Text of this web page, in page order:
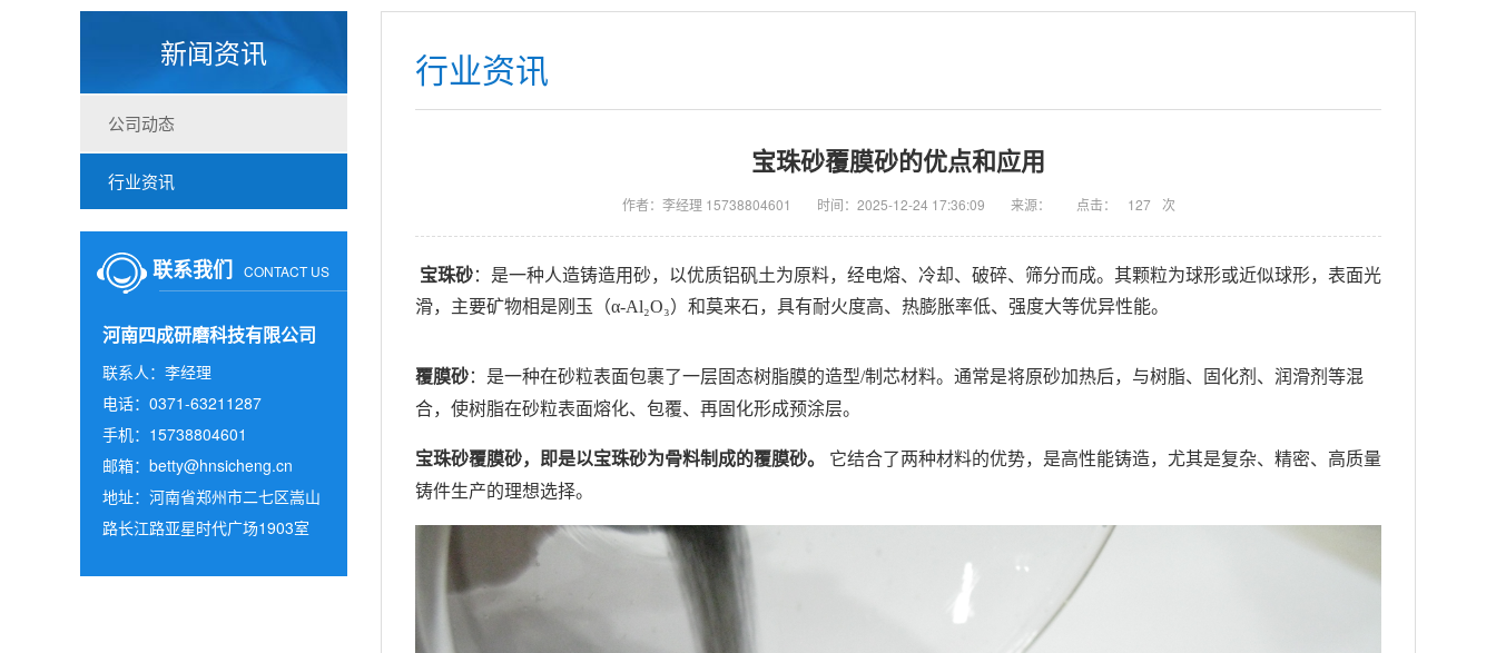
新闻资讯
公司动态
行业资讯
联系我们 CONTACT US
河南四成研磨科技有限公司
联系人：李经理
电话：0371-63211287
手机：15738804601
邮箱： betty@hnsicheng.cn
地址：河南省郑州市二七区嵩山
路长江路亚星时代广场1903室
行业资讯
宝珠砂覆膜砂的优点和应用
作者：李经理 15738804601 时间：2025-12-24 17:36:09 来源： 点击： 127 次
宝珠砂：是一种人造铸造用砂，以优质铝矾土为原料，经电熔、冷却、破碎、筛分而成。其颗粒为球形或近似球形，表面光
滑，主要矿物相是刚玉（α-Al₂O₃）和莫来石，具有耐火度高、热膨胀率低、强度大等优异性能。
覆膜砂：是一种在砂粒表面包裹了一层固态树脂膜的造型/制芯材料。通常是将原砂加热后，与树脂、固化剂、润滑剂等混
合，使树脂在砂粒表面熔化、包覆、再固化形成预涂层。
宝珠砂覆膜砂，即是以宝珠砂为骨料制成的覆膜砂。
它结合了两种材料的优势，是高性能铸造，尤其是复杂、精密、高质量
铸件生产的理想选择。